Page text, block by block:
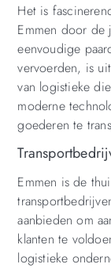
Het is
Emmen door de
eenvoudige
vervoerden, is
van logistieke
moderne
goederen te
Emmen is de
aanbieden om
klanten te
logistieke